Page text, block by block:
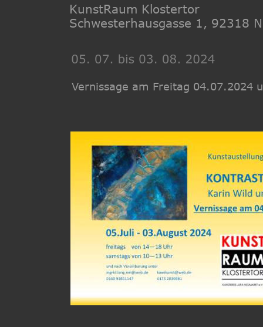
KunstRaum Klostertor
Schwesterhausgasse 1, 92318
Vernissage am Freitag 04.07.2024